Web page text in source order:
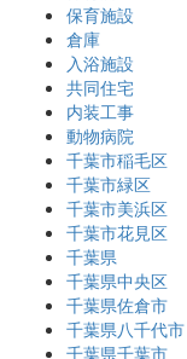
保育施設
倉庫
入浴施設
共同住宅
内装工事
動物病院
千葉市稲毛区
千葉市緑区
千葉市美浜区
千葉市花見区
千葉県
千葉県中央区
千葉県佐倉市
千葉県八千代市
千葉県千葉市